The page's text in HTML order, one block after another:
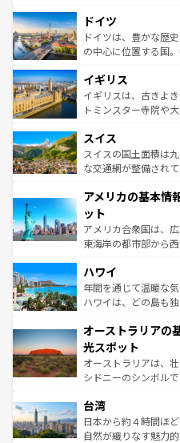
せる。地方によって
ンテンツ一覧を参照
で、幅広い魅力が詰
聖堂、美しいビーチ
から魅了する。また
いる。シャンパンの
香り高いラベンダー
らに、パリ以外の地
れる地方に足を運ぶ
きるだろう
を参照してほしい。
ドイツ
ドイツは、豊かな歴
の中心に位置する国
顔を持つこの国は、
ルリンの文化的活気
してライン川沿いの
は、お酒好きな人にはぜひ
ドイツ情報はコンテ
イギリス
イギリスは、古きよ
トミンスター寺院や
リアごとに異なる魅
ティー、ビール好き
戦など、本場だから
ンツ一覧を参照して
スイス
スイスの国土面積は
な交通網が整備され
の建物がそのまま残
博物館もあり、アル
ことができる。国民
者向けの交通パス提
着のスイス情報は
アメリカの基本情
ット
アメリカ合衆国は、
東海岸の都市部から
のような巨大都市は
ンメントが詰まった
西部には大自然が広
部のニューオーリン
文化が魅力。旅行者
しみながら、その多
るだろう。車でのロ
情報は
ハワイ
年間を通じて温暖な
ハワイは、どの島も
ワイ島は見逃せない
島だが、静かな自然
おすすめ。エメラル
文化や歴史が息づい
人々、おいしいロー
ク、伝統的なフラダ
っている。訪れるた
オーストラリアの
光スポット
オーストラリアは、
シドニーのシンボル
リアリーフや大陸中
ク）、タスマニアの
ど、見どころがたく
台湾
日本から約４時間ほ
自然が織りなす魅力